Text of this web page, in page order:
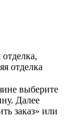
отделка
выберите
Далее
заказ» или